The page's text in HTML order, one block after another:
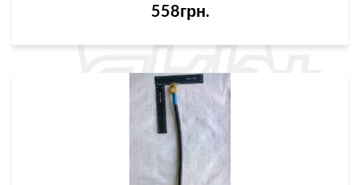
558грн.